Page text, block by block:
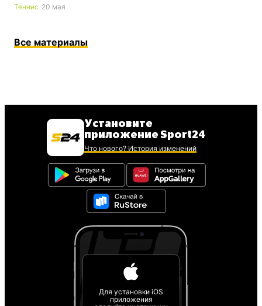
Теннис 20 мая
Все материалы
Установите
приложение Sport24
Что нового? История изменений
Для установки iOS
приложения